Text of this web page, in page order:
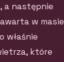
a następnie
w masie
właśnie
które